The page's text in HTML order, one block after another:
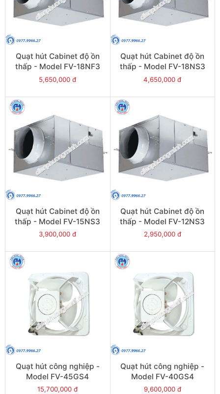
Quạt hút Cabinet độ ồn
thấp - Model FV-18NF3
5,650,000 đ
Quạt hút Cabinet độ ồn
thấp - Model FV-18NS3
4,650,000 đ
Quạt hút Cabinet độ ồn
thấp - Model FV-15NS3
3,900,000 đ
Quạt hút Cabinet độ ồn
thấp - Model FV-12NS3
2,950,000 đ
Quạt hút công nghiệp -
Model FV-45GS4
15,700,000 đ
Quạt hút công nghiệp -
Model FV-40GS4
9,600,000 đ